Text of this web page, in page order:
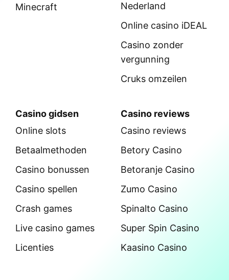
Minecraft
Nederland
Online casino iDEAL
Casino zonder
vergunning
Cruks omzeilen
Casino gidsen
Online slots
Betaalmethoden
Casino bonussen
Casino spellen
Crash games
Live casino games
Licenties
Casino reviews
Casino reviews
Betory Casino
Betoranje Casino
Zumo Casino
Spinalto Casino
Super Spin Casino
Kaasino Casino